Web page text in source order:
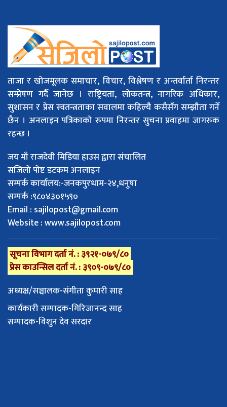
ताजा र खोजमूलक समाचार, विचार, विश्लेषण र अन्तर्वार्ता निरन्तर
सम्प्रेषण गर्दै जानेछ । राष्ट्रियता, लोकतन्त्र, नागरिक अधिकार,
सुशासन र प्रेस स्वतन्त्रताका सवालमा कहिल्यै कसैसँग सम्झौता गर्ने
छैन । अनलाइन पत्रिकाको रुपमा निरन्तर सुचना प्रवाहमा जागरुक
रहन्छ ।
जय माँ राजदेवी मिडिया हाउस द्वारा संचालित
सजिलो पोष्ट डटकम अनलाइन
सम्पर्क कार्यालय:-जनकपुरधाम-२४,धनुषा
सम्पर्क :९८०४३०१५९०
Email : sajilopost@gmail.com
Website : www.sajilopost.com
सूचना विभाग दर्ता नं. : ३९२१-०७९/८०
प्रेस काउन्सिल दर्ता नं. : ३९०९-०७९/८०
अध्यक्ष/सञ्चालक-संगीता कुमारी साह
कार्यकारी सम्पादक-गिरिजानन्द साह
सम्पादक-विशुन देव सरदार